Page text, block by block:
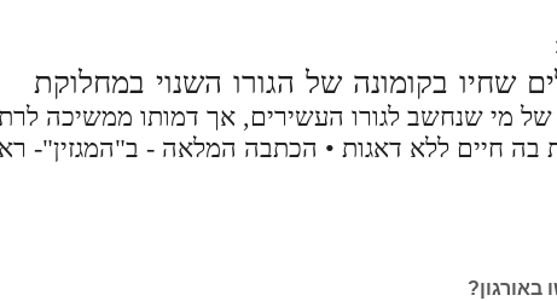
שחיו בקומונה של הגורו השנוי במחלוקת
של מי שנחשב לגורו העשירים, אך דמותו ממשיכה
בה חיים ללא דאגות • הכתבה המלאה - ב"המגזין"-